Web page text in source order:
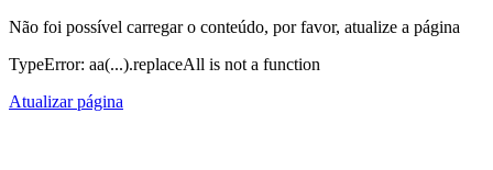
Não foi possível carregar o conteúdo, por favor, atualize a página
TypeError: aa(...).replaceAll is not a function
Atualizar página